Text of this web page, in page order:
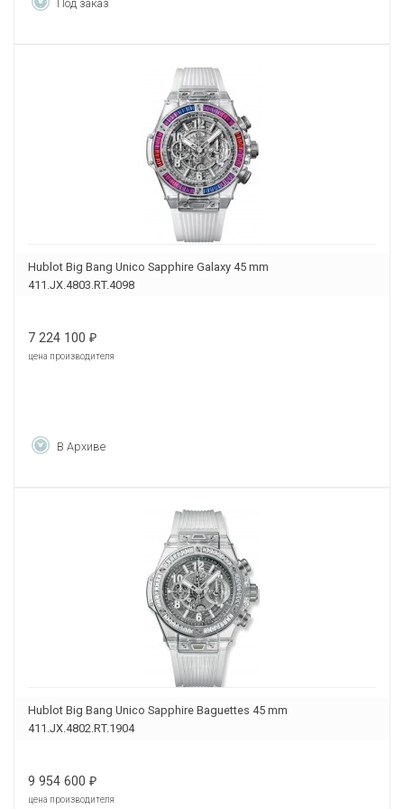
Под заказ
Hublot Big Bang Unico Sapphire Galaxy 45 mm
411.JX.4803.RT.4098
7 224 100 ₽
цена производителя
В Архиве
Hublot Big Bang Unico Sapphire Baguettes 45 mm
411.JX.4802.RT.1904
9 954 600 ₽
цена производителя